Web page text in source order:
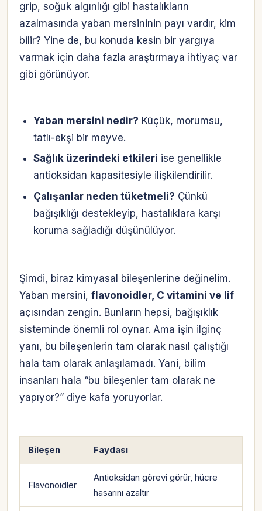
grip, soğuk algınlığı gibi hastalıkların
azalmasında yaban mersininin payı vardır, kim
bilir? Yine de, bu konuda kesin bir yargıya
varmak için daha fazla araştırmaya ihtiyaç var
gibi görünüyor.
Yaban mersini nedir? Küçük, morumsu,
tatlı-ekşi bir meyve.
Sağlık üzerindeki etkileri ise genellikle
antioksidan kapasitesiyle ilişkilendirilir.
Çalışanlar neden tüketmeli? Çünkü
bağışıklığı destekleyip, hastalıklara karşı
koruma sağladığı düşünülüyor.
Şimdi, biraz kimyasal bileşenlerine değinelim.
Yaban mersini, flavonoidler, C vitamini ve lif
açısından zengin. Bunların hepsi, bağışıklık
sisteminde önemli rol oynar. Ama işin ilginç
yanı, bu bileşenlerin tam olarak nasıl çalıştığı
hala tam olarak anlaşılamadı. Yani, bilim
insanları hala “bu bileşenler tam olarak ne
yapıyor?” diye kafa yoruyorlar.
Bileşen Faydası
Flavonoidler
Antioksidan görevi görür, hücre
hasarını azaltır